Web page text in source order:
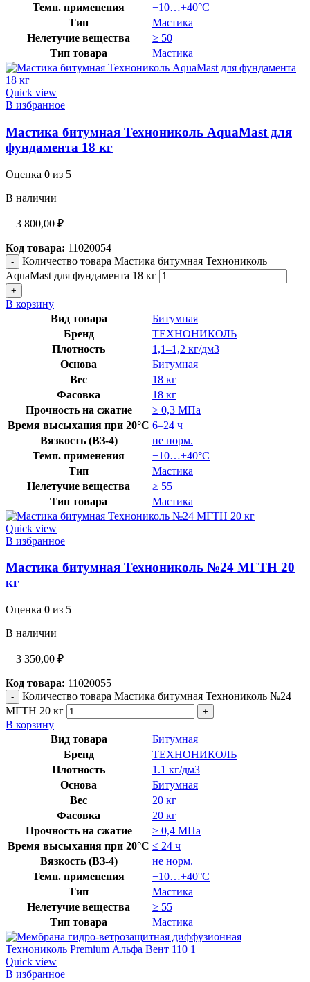
Темп. применения
−10…+40°C
Тип
Мастика
Нелетучие вещества
≥ 50
Тип товара
Мастика
Quick view
В избранное
Мастика битумная Технониколь AquaMast для
фундамента 18 кг
Оценка 0 из 5
В наличии
3 800,00 ₽
Код товара: 11020054
Количество товара Мастика битумная Технониколь
AquaMast для фундамента 18 кг
В корзину
Вид товара
Битумная
Бренд
ТЕХНОНИКОЛЬ
Плотность
1,1–1,2 кг/дм3
Основа
Битумная
Вес
18 кг
Фасовка
18 кг
Прочность на сжатие
≥ 0,3 МПа
Время высыхания при 20°C 6–24 ч
Вязкость (ВЗ-4)
не норм.
Темп. применения
−10…+40°C
Тип
Мастика
Нелетучие вещества
≥ 55
Тип товара
Мастика
Quick view
В избранное
Мастика битумная Технониколь №24 МГТН 20
кг
Оценка 0 из 5
В наличии
3 350,00 ₽
Код товара: 11020055
Количество товара Мастика битумная Технониколь №24
МГТН 20 кг
В корзину
Вид товара
Битумная
Бренд
ТЕХНОНИКОЛЬ
Плотность
1.1 кг/дм3
Основа
Битумная
Вес
20 кг
Фасовка
20 кг
Прочность на сжатие
≥ 0,4 МПа
Время высыхания при 20°C ≤ 24 ч
Вязкость (ВЗ-4)
не норм.
Темп. применения
−10…+40°C
Тип
Мастика
Нелетучие вещества
≥ 55
Тип товара
Мастика
Quick view
В избранное